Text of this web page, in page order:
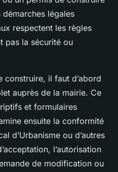
légales
respectent les règles
pas la sécurité ou
construire, il faut d’abord
auprès de la mairie. Ce
et formulaires
ensuite la conformité
d’Urbanisme ou d’autres
l’autorisation
de modification ou